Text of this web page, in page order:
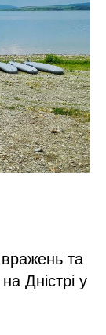
та
Дністрі у